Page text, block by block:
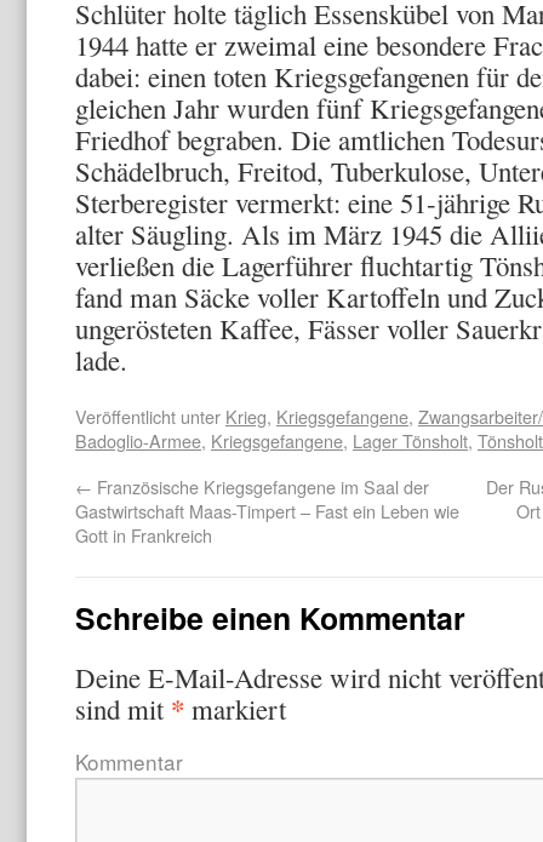
Schlüter holte täglich Essenskübel von
1944 hatte er zweimal eine besondere
dabei: einen toten Kriegsgefangenen für
gleichen Jahr wurden fünf
Friedhof begraben. Die amtlichen
Schädelbruch, Freitod, Tu­berkulose,
Sterberegister vermerkt: eine 51-jährige
alter Säugling. Als im März 1945 die
verließen die Lagerführer fluchtar­tig
fand man Säcke voller Kartoffeln und
ungerösteten Kaffee, Fäs­ser voller
lade.
Veröffentlicht unter Krieg, Kriegsgefangene,
Badoglio-Armee, Kriegsgefangene, Lager Tönsholt, Tönsholt
← Französische Kriegsgefangene im Saal der
Gastwirtschaft Maas-Timpert – Fast ein Leben wie
Gott in Frankreich
Der
Schreibe einen Kommentar
Deine E-Mail-Adresse wird nicht
sind mit * markiert
Kommentar